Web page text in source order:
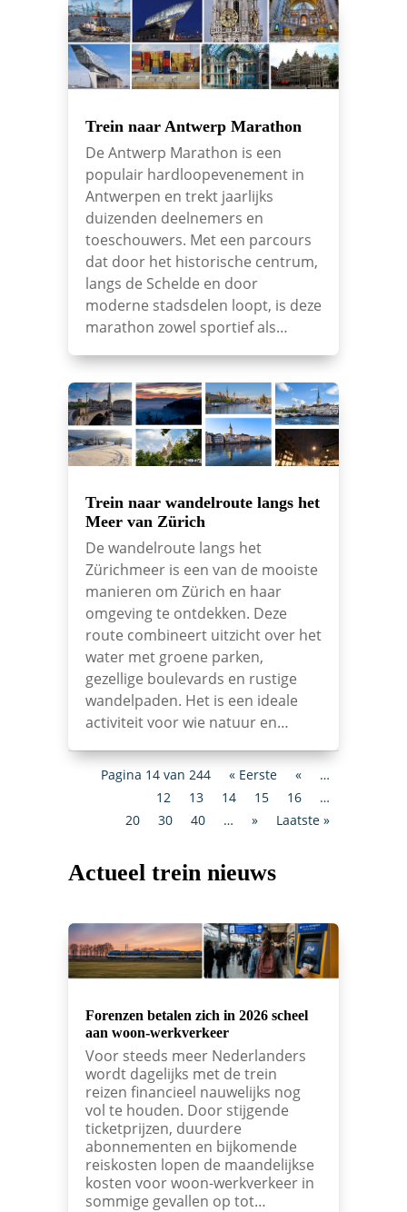
Trein naar Antwerp Marathon
De Antwerp Marathon is een
populair hardloopevenement in
Antwerpen en trekt jaarlijks
duizenden deelnemers en
toeschouwers. Met een parcours
dat door het historische centrum,
langs de Schelde en door
moderne stadsdelen loopt, is deze
marathon zowel sportief als…
Trein naar wandelroute langs het
Meer van Zürich
De wandelroute langs het
Zürichmeer is een van de mooiste
manieren om Zürich en haar
omgeving te ontdekken. Deze
route combineert uitzicht over het
water met groene parken,
gezellige boulevards en rustige
wandelpaden. Het is een ideale
activiteit voor wie natuur en…
Pagina 14 van 244 « Eerste «
…
12
13 14 15 16
…
20
30 40 … » Laatste »
Actueel trein nieuws
Forenzen betalen zich in 2026 scheel
aan woon-werkverkeer
Voor steeds meer Nederlanders
wordt dagelijks met de trein
reizen financieel nauwelijks nog
vol te houden. Door stijgende
ticketprijzen, duurdere
abonnementen en bijkomende
reiskosten lopen de maandelijkse
kosten voor woon-werkverkeer in
sommige gevallen op tot…